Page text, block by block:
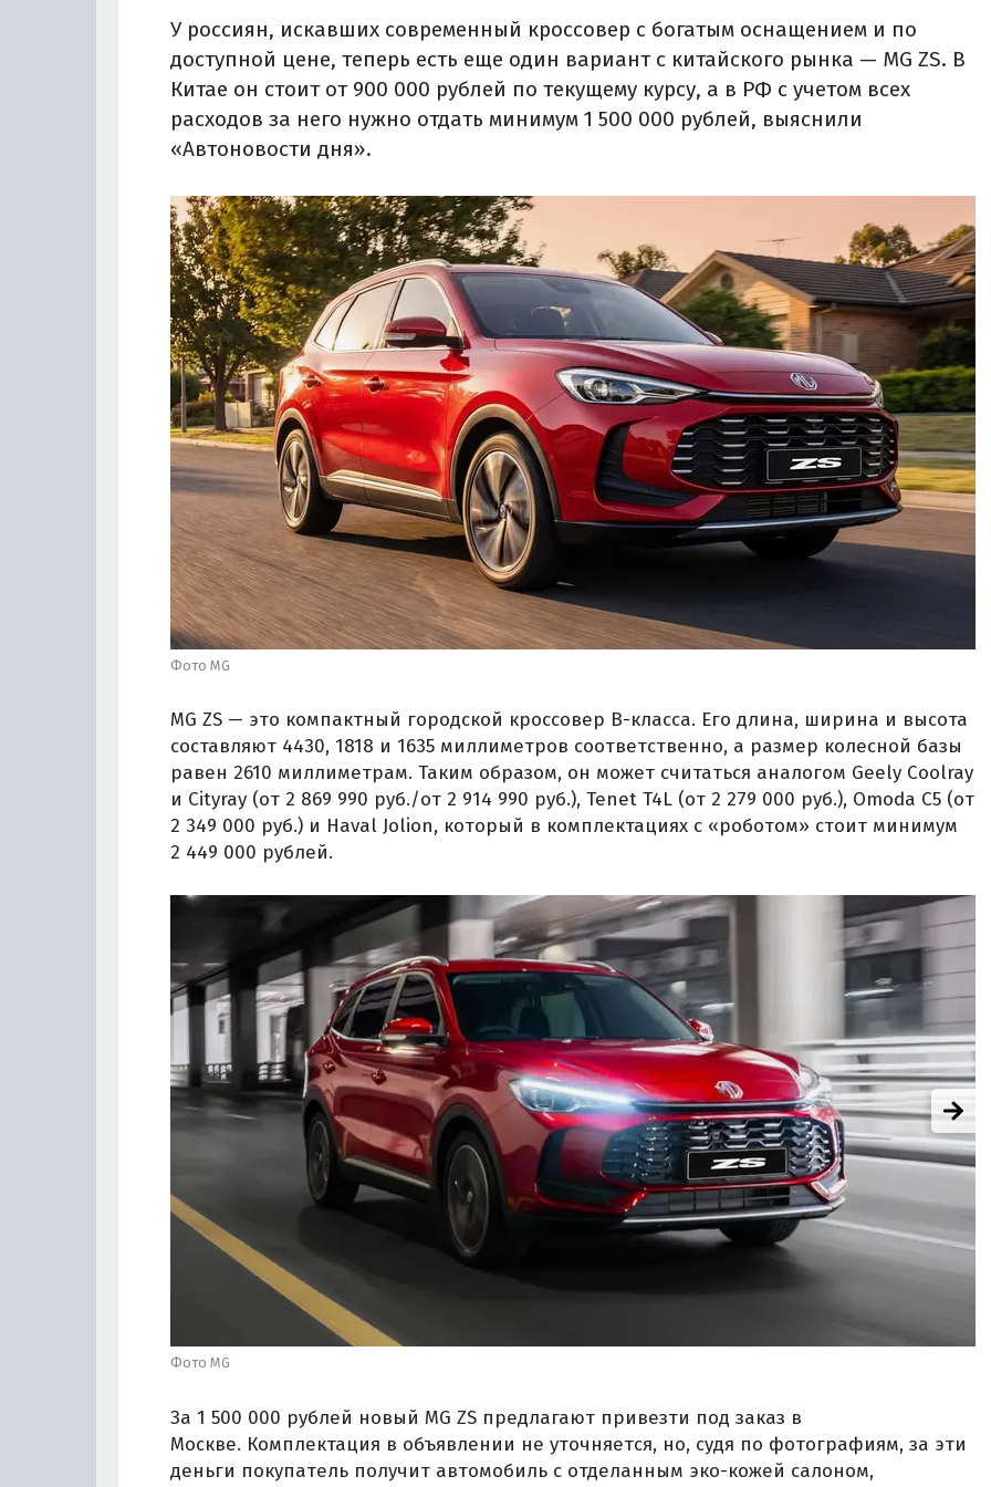
У россиян, искавших современный кроссовер с богатым оснащением и по
доступной цене, теперь есть еще один вариант с китайского рынка — MG ZS. В
Китае он стоит от 900 000 рублей по текущему курсу, а в РФ с учетом всех
расходов за него нужно отдать минимум 1 500 000 рублей, выяснили
«Автоновости дня».
Фото MG
MG ZS — это компактный городской кроссовер B-класса. Его длина, ширина и высота
составляют 4430, 1818 и 1635 миллиметров соответственно, а размер колесной базы
равен 2610 миллиметрам. Таким образом, он может считаться аналогом Geely Coolray
и Cityray (от 2 869 990 руб./от 2 914 990 руб.), Tenet T4L (от 2 279 000 руб.), Omoda C5 (от
2 349 000 руб.) и Haval Jolion, который в комплектациях с «роботом» стоит минимум
2 449 000 рублей.
Фото MG
За 1 500 000 рублей новый MG ZS предлагают привезти под заказ в
Москве. Комплектация в объявлении не уточняется, но, судя по фотографиям, за эти
деньги покупатель получит автомобиль с отделанным эко-кожей салоном,